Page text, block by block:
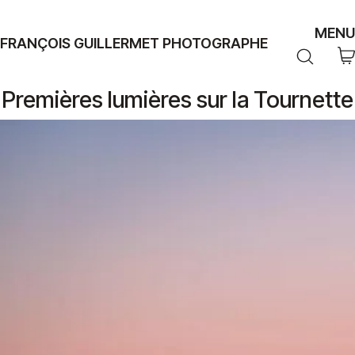
FRANÇOIS GUILLERMET PHOTOGRAPHE
MENU
Premières lumières sur la Tournette